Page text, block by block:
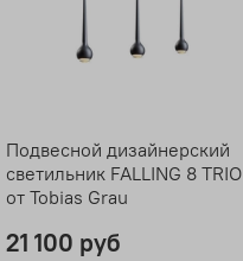
Подвесной дизайнерский
светильник FALLING 8 TRIO
от Tobias Grau
21 100 руб